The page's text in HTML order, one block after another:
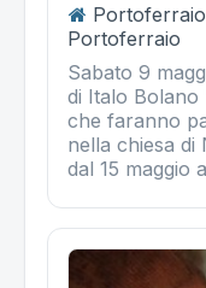
Portoferraio
Sabato 9
di Italo Bolano
che faranno
nella chiesa di
dal 15 maggio